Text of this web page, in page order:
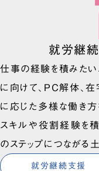
就労継続
仕事の経験を積みたい
に向けて、PC解体、
に応じた多様な働き方
スキルや役割経験を
のステップにつながる
就労継続支援